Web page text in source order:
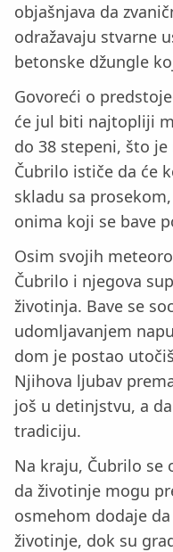
objašnjava da
odražavaju stvarne
betonske džungle
Govoreći o
će jul biti najtopliji
do 38 stepeni, što
Čubrilo ističe da će
skladu sa
onima koji se bave
Osim svojih
Čubrilo i njegova
životinja. Bave se
udomljavanjem
dom je postao
Njihova ljubav
još u detinjstvu, a
tradiciju.
Na kraju, Čubrilo se
da životinje mogu
osmehom dodaje
životinje, dok su